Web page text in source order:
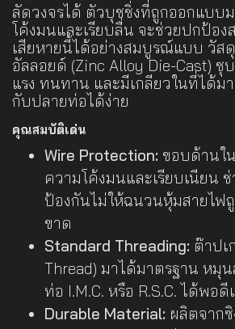
ลัดวงจรได้ ตัวบุชชิ่งที่ถูกออกแบบ
โค้งมนและเรียบลื่น จะช่วยปกป้อง
เสียหายนี้ได้อย่างสมบูรณ์แบบ วัส
อัลลอยด์ (Zinc Alloy Die-Cast) ชุ
แรง ทนทาน และมีเกลียวในที่ได้ม
กับปลายท่อได้ง่าย
คุณสมบัติเด่น
Wire Protection: ขอบด้านใ
ความโค้งมนและเรียบเนียน
ป้องกันไม่ให้ฉนวนหุ้มสายไฟ
ขาด
Standard Threading: ต๊าปเ
Thread) มาได้มาตรฐาน หมุ
ท่อ I.M.C. หรือ R.S.C. ได้พอ
Durable Material: ผลิตจาก